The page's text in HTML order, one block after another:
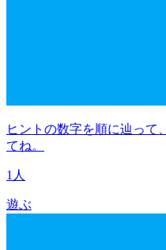
ヒントの数字を順に辿って
てね。
1人
遊ぶ